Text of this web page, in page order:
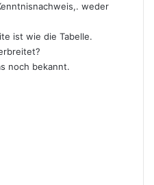
weder
ist wie die Tabelle.
noch bekannt.